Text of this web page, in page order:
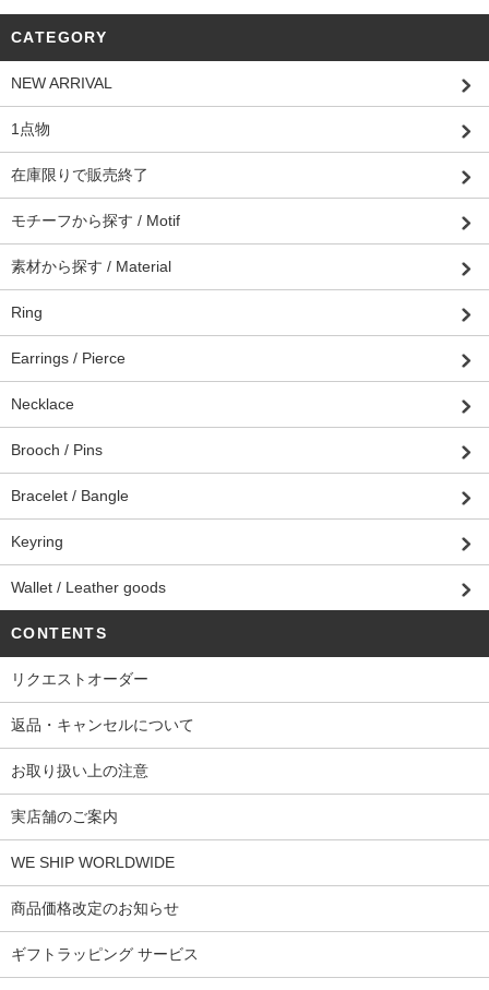
CATEGORY
NEW ARRIVAL
1点物
在庫限りで販売終了
モチーフから探す / Motif
素材から探す / Material
Ring
Earrings / Pierce
Necklace
Brooch / Pins
Bracelet / Bangle
Keyring
Wallet / Leather goods
CONTENTS
リクエストオーダー
返品・キャンセルについて
お取り扱い上の注意
実店舗のご案内
WE SHIP WORLDWIDE
商品価格改定のお知らせ
ギフトラッピング サービス